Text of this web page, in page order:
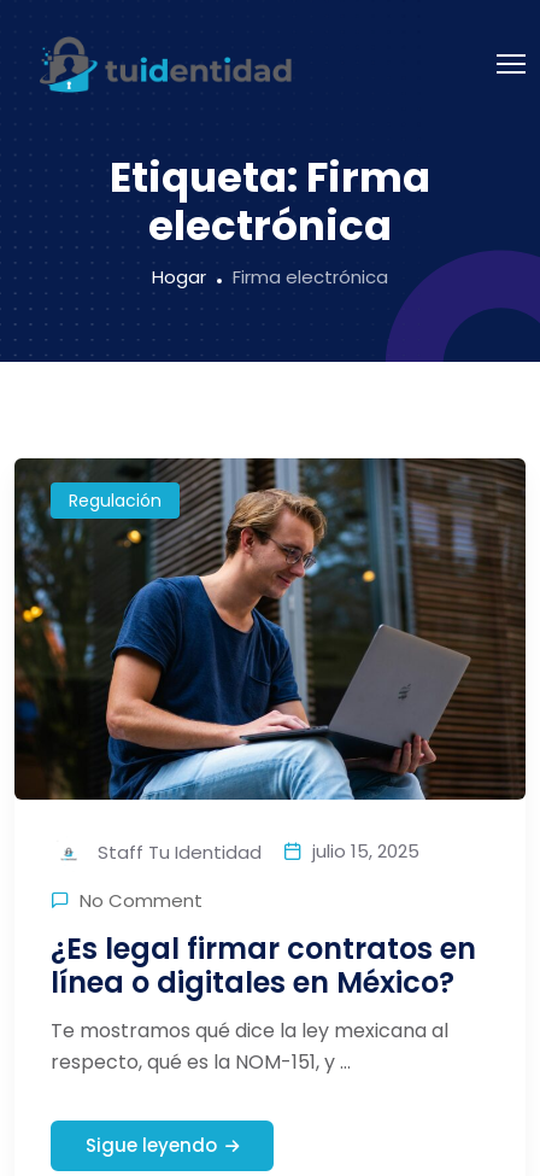
Etiqueta: Firma
electrónica
Hogar Firma electrónica
Regulación
Staff Tu Identidad
julio 15, 2025
No Comment
¿Es legal firmar contratos en
línea o digitales en México?
Te mostramos qué dice la ley mexicana al
respecto, qué es la NOM-151, y ...
Sigue leyendo